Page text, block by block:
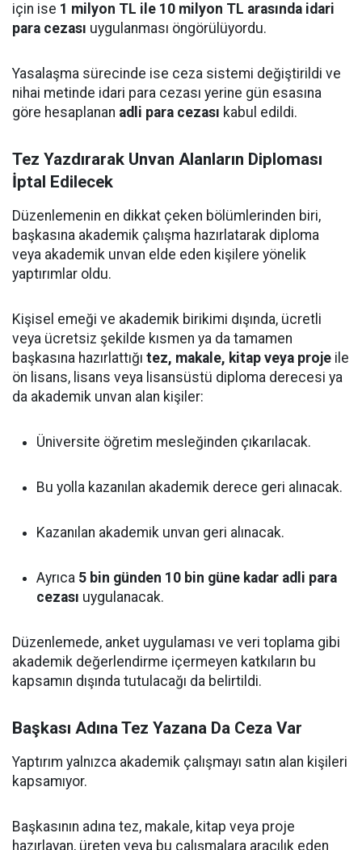
için ise 1 milyon TL ile 10 milyon TL arasında idari
para cezası uygulanması öngörülüyordu.
Yasalaşma sürecinde ise ceza sistemi değiştirildi ve
nihai metinde idari para cezası yerine gün esasına
göre hesaplanan adli para cezası kabul edildi.
Tez Yazdırarak Unvan Alanların Diploması
İptal Edilecek
Düzenlemenin en dikkat çeken bölümlerinden biri,
başkasına akademik çalışma hazırlatarak diploma
veya akademik unvan elde eden kişilere yönelik
yaptırımlar oldu.
Kişisel emeği ve akademik birikimi dışında, ücretli
veya ücretsiz şekilde kısmen ya da tamamen
başkasına hazırlattığı tez, makale, kitap veya proje ile
ön lisans, lisans veya lisansüstü diploma derecesi ya
da akademik unvan alan kişiler:
Üniversite öğretim mesleğinden çıkarılacak.
Bu yolla kazanılan akademik derece geri alınacak.
Kazanılan akademik unvan geri alınacak.
Ayrıca 5 bin günden 10 bin güne kadar adli para
cezası uygulanacak.
Düzenlemede, anket uygulaması ve veri toplama gibi
akademik değerlendirme içermeyen katkıların bu
kapsamın dışında tutulacağı da belirtildi.
Başkası Adına Tez Yazana Da Ceza Var
Yaptırım yalnızca akademik çalışmayı satın alan kişileri
kapsamıyor.
Başkasının adına tez, makale, kitap veya proje
hazırlayan, üreten veya bu çalışmalara aracılık eden